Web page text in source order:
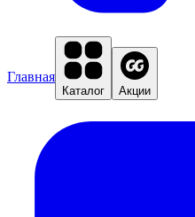
Главная
Каталог Акции